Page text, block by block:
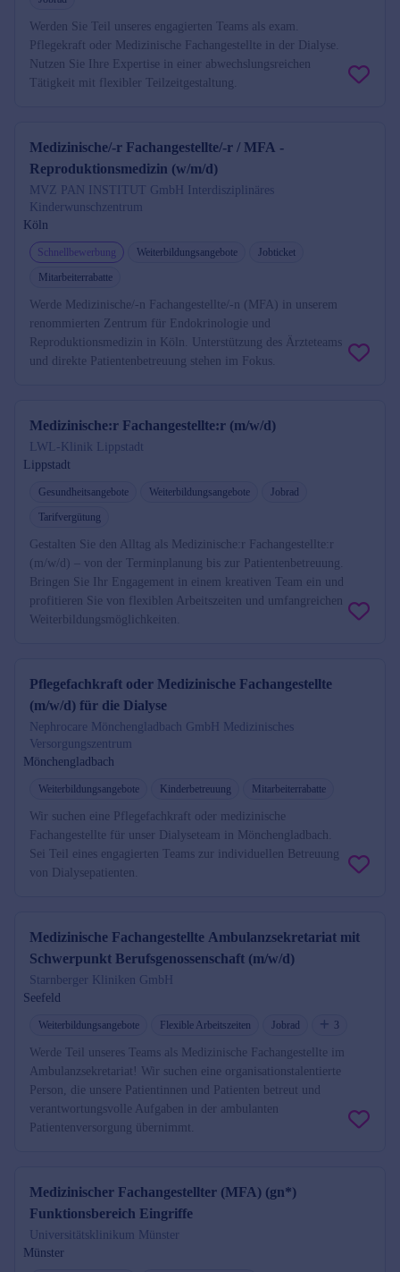
Werden Sie Teil unseres engagierten Teams als exam.
Pflegekraft oder Medizinische Fachangestellte in der Dialyse.
Nutzen Sie Ihre Expertise in einer abwechslungsreichen
Tätigkeit mit flexibler Teilzeitgestaltung.
Medizinische/-r Fachangestellte/-r / MFA -
Reproduktionsmedizin (w/m/d)
MVZ PAN INSTITUT GmbH Interdisziplinäres
Kinderwunschzentrum
Köln
Schnellbewerbung Weiterbildungsangebote
Jobticket
Mitarbeiterrabatte
Werde Medizinische/-n Fachangestellte/-n (MFA) in unserem
renommierten Zentrum für Endokrinologie und
Reproduktionsmedizin in Köln. Unterstützung des Ärzteteams
und direkte Patientenbetreuung stehen im Fokus.
Medizinische:r Fachangestellte:r (m/w/d)
LWL-Klinik Lippstadt
Lippstadt
Gesundheitsangebote Weiterbildungsangebote
Jobrad
Tarifvergütung
Gestalten Sie den Alltag als Medizinische:r Fachangestellte:r
(m/w/d) – von der Terminplanung bis zur Patientenbetreuung.
Bringen Sie Ihr Engagement in einem kreativen Team ein und
profitieren Sie von flexiblen Arbeitszeiten und umfangreichen
Weiterbildungsmöglichkeiten.
Pflegefachkraft oder Medizinische Fachangestellte
(m/w/d) für die Dialyse
Nephrocare Mönchengladbach GmbH Medizinisches
Versorgungszentrum
Mönchengladbach
Weiterbildungsangebote Kinderbetreuung Mitarbeiterrabatte
Wir suchen eine Pflegefachkraft oder medizinische
Fachangestellte für unser Dialyseteam in Mönchengladbach.
Sei Teil eines engagierten Teams zur individuellen Betreuung
von Dialysepatienten.
Medizinische Fachangestellte Ambulanzsekretariat mit
Schwerpunkt Berufsgenossenschaft (m/w/d)
Starnberger Kliniken GmbH
Seefeld
Weiterbildungsangebote Flexible Arbeitszeiten Jobrad 3
Werde Teil unseres Teams als Medizinische Fachangestellte im
Ambulanzsekretariat! Wir suchen eine organisationstalentierte
Person, die unsere Patientinnen und Patienten betreut und
verantwortungsvolle Aufgaben in der ambulanten
Patientenversorgung übernimmt.
Medizinischer Fachangestellter (MFA) (gn*)
Funktionsbereich Eingriffe
Universitätsklinikum Münster
Münster